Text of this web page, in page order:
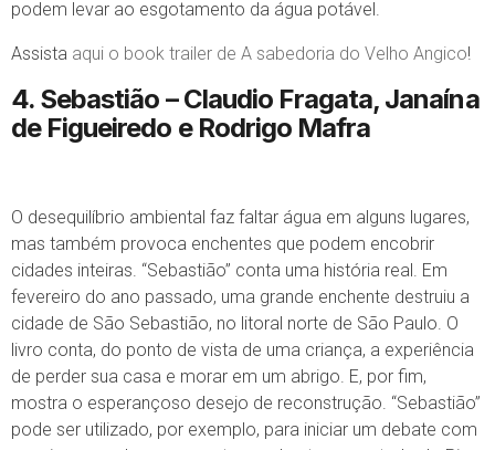
podem levar ao esgotamento da água potável.
Assista aqui o book trailer de A sabedoria do Velho Angico!
4. Sebastião – Claudio Fragata, Janaína
de Figueiredo e Rodrigo Mafra
O desequilíbrio ambiental faz faltar água em alguns lugares,
mas também provoca enchentes que podem encobrir
cidades inteiras. “Sebastião” conta uma história real. Em
fevereiro do ano passado, uma grande enchente destruiu a
cidade de São Sebastião, no litoral norte de São Paulo. O
livro conta, do ponto de vista de uma criança, a experiência
de perder sua casa e morar em um abrigo. E, por fim,
mostra o esperançoso desejo de reconstrução. “Sebastião”
pode ser utilizado, por exemplo, para iniciar um debate com